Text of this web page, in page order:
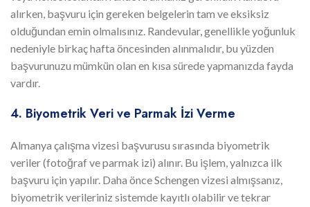
alırken, başvuru için gereken belgelerin tam ve eksiksiz
olduğundan emin olmalısınız. Randevular, genellikle yoğunluk
nedeniyle birkaç hafta öncesinden alınmalıdır, bu yüzden
başvurunuzu mümkün olan en kısa sürede yapmanızda fayda
vardır.
4. Biyometrik Veri ve Parmak İzi Verme
Almanya çalışma vizesi başvurusu sırasında biyometrik
veriler (fotoğraf ve parmak izi) alınır. Bu işlem, yalnızca ilk
başvuru için yapılır. Daha önce Schengen vizesi almışsanız,
biyometrik verileriniz sistemde kayıtlı olabilir ve tekrar